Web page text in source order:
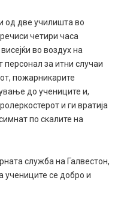
од две училишта во
четири часа
во воздух на
за итни случаи
пожарникарите
до учениците и,
и ги вратија
по скалите на
служба на Галвестон,
учениците се добро и